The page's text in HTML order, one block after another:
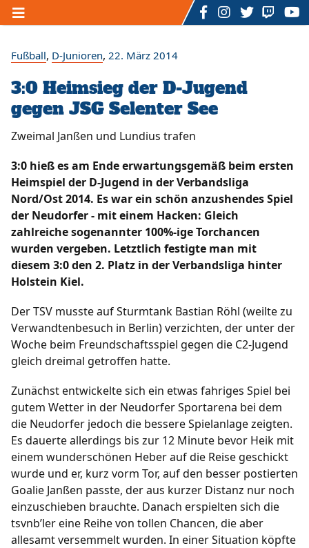
Home
Unser TSV
Der Vorstand/ Ansprechpartner/ Mitgliedschaft
Sponsoring Sportstätten / Förderverein
Geschichte
Datenschutzerklärung/ Impressum /Kontakt
/Formulare
Sportarten
Fußball / Rückenfit - Fitnesskurs/
Zumba - Fitnesskurs/ U3 - Mutter - Kind - Turnen
Ü3 bis 7 Jahre - Kinderturnen / Dart/ Billard /
Volleyball/
Floorball
Fußball
1. Herren/ 2. Herren/ 1. Frauen
G-Junioren/ Altherren Ü32
Termine
Archiv
Fanshop
Fußball, D-Junioren, 22. März 2014
3:0 Heimsieg der D-Jugend
gegen JSG Selenter See
Zweimal Janßen und Lundius trafen
3:0 hieß es am Ende erwartungsgemäß beim ersten
Heimspiel der D-Jugend in der Verbandsliga
Nord/Ost 2014. Es war ein schön anzushendes Spiel
der Neudorfer - mit einem Hacken: Gleich
zahlreiche sogenannter 100%-ige Torchancen
wurden vergeben. Letztlich festigte man mit
diesem 3:0 den 2. Platz in der Verbandsliga hinter
Holstein Kiel.
Der TSV musste auf Sturmtank Bastian Röhl (weilte zu
Verwandtenbesuch in Berlin) verzichten, der unter der
Woche beim Freundschaftsspiel gegen die C2-Jugend
gleich dreimal getroffen hatte.
Zunächst entwickelte sich ein etwas fahriges Spiel bei
gutem Wetter in der Neudorfer Sportarena bei dem
die Neudorfer jedoch die bessere Spielanlage zeigten.
Es dauerte allerdings bis zur 12 Minute bevor Heik mit
einem wunderschönen Heber auf die Reise geschickt
wurde und er, kurz vorm Tor, auf den besser postierten
Goalie Janßen passte, der aus kurzer Distanz nur noch
einzuschieben brauchte. Danach erspielten sich die
tsvnb’ler eine Reihe von tollen Chancen, die aber
allesamt versemmelt wurden. In einer Situation köpfte